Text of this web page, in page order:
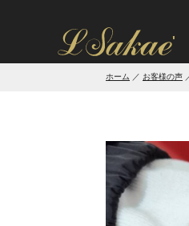
'
ホーム お客様の声